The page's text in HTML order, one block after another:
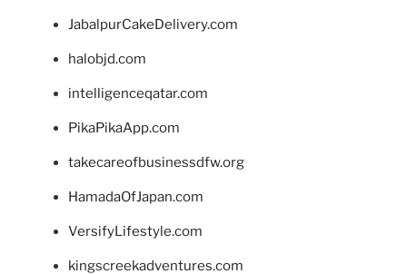
JabalpurCakeDelivery.com
halobjd.com
intelligenceqatar.com
PikaPikaApp.com
takecareofbusinessdfw.org
HamadaOfJapan.com
VersifyLifestyle.com
kingscreekadventures.com